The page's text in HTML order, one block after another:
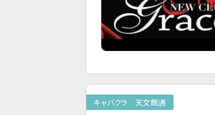
キャバクラ 天文館通